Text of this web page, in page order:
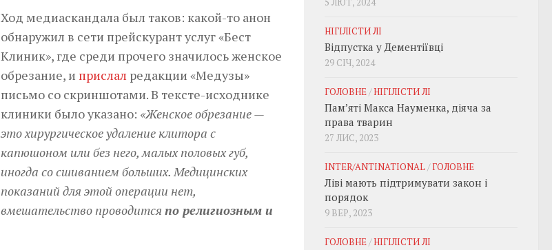
Ход медиаскандала был таков: какой-то анон
обнаружил в сети прейскурант услуг «Бест
Клиник», где среди прочего значилось женское
обрезание, и прислал редакции «Медузы»
письмо со скриншотами. В тексте-исходнике
клиники было указано: «Женское обрезание—
это хирургическое удаление клитора с
капюшоном или без него, малых половых губ,
иногда со сшиванием больших. Медицинских
показаний для этой операции нет,
вмешательство проводится по религиозным и
НІГІЛІСТИ ЛІ
Відпустка у Дементіївці
29 СІЧ, 2024
ГОЛОВНЕ/НІГІЛІСТИ ЛІ
Пам’яті Макса Науменка, діяча за
права тварин
27 ЛИС, 2023
INTER/ANTINATIONAL/ГОЛОВНЕ
Ліві мають підтримувати закон і
порядок
9 ВЕР, 2023
ГОЛОВНЕ/НІГІЛІСТИ ЛІ